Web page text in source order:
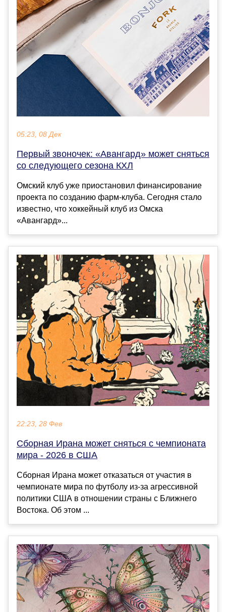
05:23, 08 Дек
Первый звоночек: «Авангард» может сняться
со следующего сезона КХЛ
Омский клуб уже приостановил финансирование
проекта по созданию фарм-клуба. Сегодня стало
известно, что хоккейный клуб из Омска
«Авангард»...
22:23, 28 Фев
Сборная Ирана может сняться с чемпионата
мира - 2026 в США
Сборная Ирана может отказаться от участия в
чемпионате мира по футболу из-за агрессивной
политики США в отношении страны с Ближнего
Востока. Об этом ...